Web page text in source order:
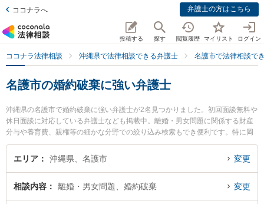
ココナラへ 弁護士の方はこちら
投稿する 探す 閲覧履歴 マイリスト ログイン
ココナラ法律相談 沖縄県で法律相談できる弁護士 名護市で法律相談で
名護市の婚約破棄に強い弁護士
沖縄県の名護市で婚約破棄に強い弁護士が2名見つかりました。初回面談無料や
休日面談に対応している弁護士なども掲載中。離婚・男女問題に関係する財産
分与や養育費、親権等の細かな分野での絞り込み検索もでき便利です。特に岡
野法律事務所 名護支店の髙倉 悠甫弁護士やちむじゅらさん法律事務所の岩谷
健作弁護士のプロフィール情報や弁護士費用、強みなどが注目されています。
『初回相談無料で婚約破棄を法律相談できる名護市内の弁護士に相談予約した
い』などでお困りの相談者さんにおすすめです。
エリア 沖縄県、名護市 変更
相談内容 離婚・男女問題、婚約破棄 変更